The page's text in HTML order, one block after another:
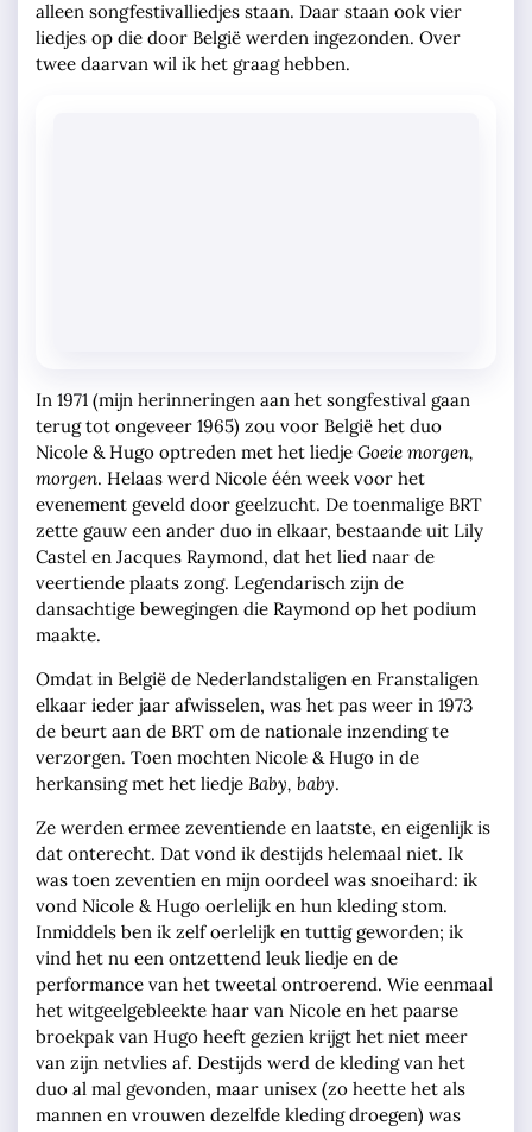
alleen songfestivalliedjes staan. Daar staan ook vier
liedjes op die door België werden ingezonden. Over
twee daarvan wil ik het graag hebben.
In 1971 (mijn herinneringen aan het songfestival gaan
terug tot ongeveer 1965) zou voor België het duo
Nicole & Hugo optreden met het liedje Goeie morgen,
morgen. Helaas werd Nicole één week voor het
evenement geveld door geelzucht. De toenmalige BRT
zette gauw een ander duo in elkaar, bestaande uit Lily
Castel en Jacques Raymond, dat het lied naar de
veertiende plaats zong. Legendarisch zijn de
dansachtige bewegingen die Raymond op het podium
maakte.
Omdat in België de Nederlandstaligen en Franstaligen
elkaar ieder jaar afwisselen, was het pas weer in 1973
de beurt aan de BRT om de nationale inzending te
verzorgen. Toen mochten Nicole & Hugo in de
herkansing met het liedje Baby, baby.
Ze werden ermee zeventiende en laatste, en eigenlijk is
dat onterecht. Dat vond ik destijds helemaal niet. Ik
was toen zeventien en mijn oordeel was snoeihard: ik
vond Nicole & Hugo oerlelijk en hun kleding stom.
Inmiddels ben ik zelf oerlelijk en tuttig geworden; ik
vind het nu een ontzettend leuk liedje en de
performance van het tweetal ontroerend. Wie eenmaal
het witgeelgebleekte haar van Nicole en het paarse
broekpak van Hugo heeft gezien krijgt het niet meer
van zijn netvlies af. Destijds werd de kleding van het
duo al mal gevonden, maar unisex (zo heette het als
mannen en vrouwen dezelfde kleding droegen) was